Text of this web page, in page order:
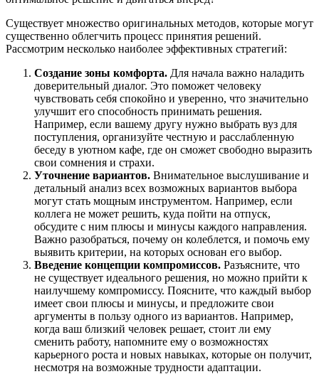
Существует множество оригинальных методов, которые могут
существенно облегчить процесс принятия решений.
Рассмотрим несколько наиболее эффективных стратегий:
Создание зоны комфорта. Для начала важно наладить
доверительный диалог. Это поможет человеку
чувствовать себя спокойно и уверенно, что значительно
улучшит его способность принимать решения.
Например, если вашему другу нужно выбрать вуз для
поступления, организуйте честную и расслабленную
беседу в уютном кафе, где он сможет свободно выразить
свои сомнения и страхи.
Уточнение вариантов. Внимательное выслушивание и
детальный анализ всех возможных вариантов выбора
могут стать мощным инструментом. Например, если
коллега не может решить, куда пойти на отпуск,
обсудите с ним плюсы и минусы каждого направления.
Важно разобраться, почему он колеблется, и помочь ему
выявить критерии, на которых основан его выбор.
Введение концепции компромиссов. Разъясните, что
не существует идеального решения, но можно прийти к
наилучшему компромиссу. Поясните, что каждый выбор
имеет свои плюсы и минусы, и предложите свои
аргументы в пользу одного из вариантов. Например,
когда ваш близкий человек решает, стоит ли ему
сменить работу, напомните ему о возможностях
карьерного роста и новых навыках, которые он получит,
несмотря на возможные трудности адаптации.